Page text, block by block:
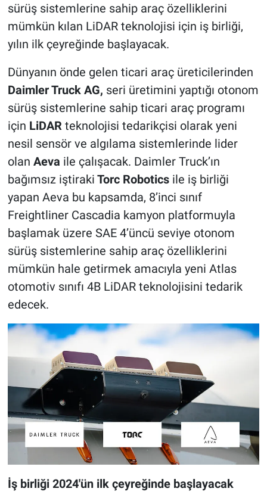
sürüş sistemlerine sahip araç özelliklerini
mümkün kılan LiDAR teknolojisi için iş birliği,
yılın ilk çeyreğinde başlayacak.
Dünyanın önde gelen ticari araç üreticilerinden
Daimler Truck AG, seri üretimini yaptığı otonom
sürüş sistemlerine sahip ticari araç programı
için LiDAR teknolojisi tedarikçisi olarak yeni
nesil sensör ve algılama sistemlerinde lider
olan Aeva ile çalışacak. Daimler Truck’ın
bağımsız iştiraki Torc Roboticsile iş birliği
yapan Aeva bu kapsamda, 8’inci sınıf
Freightliner Cascadia kamyon platformuyla
başlamak üzere SAE 4’üncü seviye otonom
sürüş sistemlerine sahip araç özelliklerini
mümkün hale getirmek amacıyla yeni Atlas
otomotiv sınıfı 4B LiDAR teknolojisini tedarik
edecek.
İş birliği 2024'ün ilk çeyreğinde başlayacak